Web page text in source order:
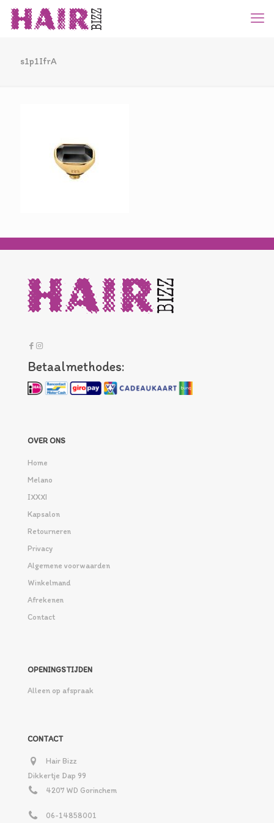
s1p1IfrA
Betaalmethodes:
OVER ONS
Home
Melano
IXXXI
Kapsalon
Retourneren
Privacy
Algemene voorwaarden
Winkelmand
Afrekenen
Contact
OPENINGSTIJDEN
Alleen op afspraak
CONTACT
Hair Bizz
Dikkertje Dap 99
4207 WD Gorinchem
06-14858001